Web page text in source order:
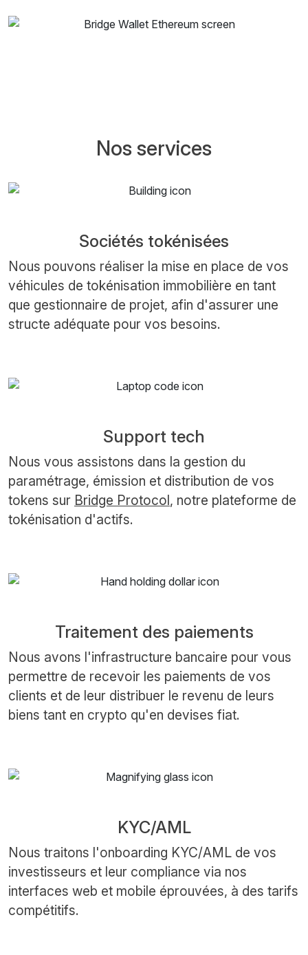
Nos services
Sociétés tokénisées
Nous pouvons réaliser la mise en place de vos
véhicules de tokénisation immobilière en tant
que gestionnaire de projet, afin d'assurer une
structe adéquate pour vos besoins.
Support tech
Nous vous assistons dans la gestion du
paramétrage, émission et distribution de vos
tokens sur Bridge Protocol, notre plateforme de
tokénisation d'actifs.
Traitement des paiements
Nous avons l'infrastructure bancaire pour vous
permettre de recevoir les paiements de vos
clients et de leur distribuer le revenu de leurs
biens tant en crypto qu'en devises fiat.
KYC/AML
Nous traitons l'onboarding KYC/AML de vos
investisseurs et leur compliance via nos
interfaces web et mobile éprouvées, à des tarifs
compétitifs.